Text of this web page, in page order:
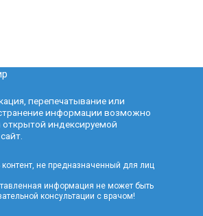
перепечатывание или
информации возможно
открытой индексируемой
не предназначенный для лиц
информация не может быть
консультации с врачом!